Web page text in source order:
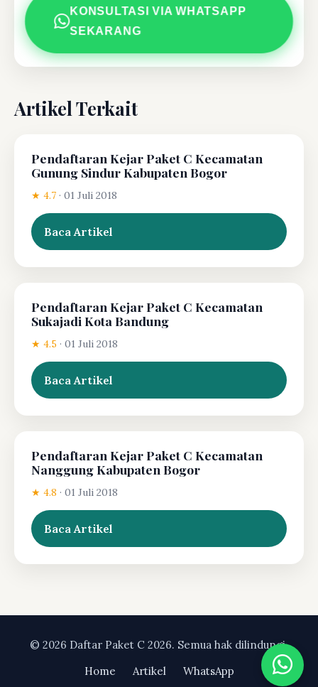
KONSULTASI VIA WHATSAPP
SEKARANG
Artikel Terkait
Pendaftaran Kejar Paket C Kecamatan
Gunung Sindur Kabupaten Bogor
★ 4.7 · 01 Juli 2018
Baca Artikel
Pendaftaran Kejar Paket C Kecamatan
Sukajadi Kota Bandung
★ 4.5 · 01 Juli 2018
Baca Artikel
Pendaftaran Kejar Paket C Kecamatan
Nanggung Kabupaten Bogor
★ 4.8 · 01 Juli 2018
Baca Artikel
© 2026 Daftar Paket C 2026. Semua hak dilindungi.
Home
Artikel WhatsApp